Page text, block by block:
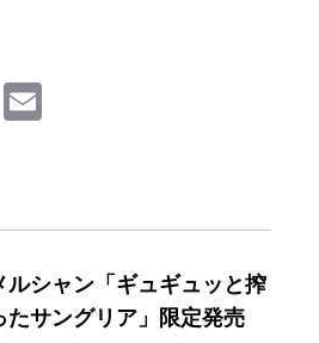
Copy
ルシャン「ギュギュッと搾
たサングリア」限定発売